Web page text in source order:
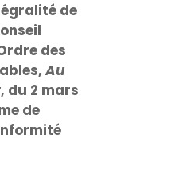
de
des
Au
, du 2 mars
de